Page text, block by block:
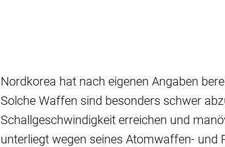
Nordkorea hat nach eigenen Angaben
Solche Waffen sind besonders schwer
Schallgeschwindigkeit erreichen und
unterliegt wegen seines Atomwaffen-